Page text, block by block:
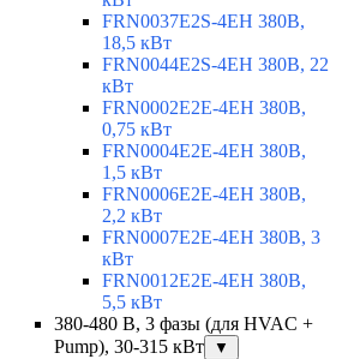
FRN0037E2S-4EH 380В,
18,5 кВт
FRN0044E2S-4EH 380В, 22
кВт
FRN0002E2E-4EH 380В,
0,75 кВт
FRN0004E2E-4EH 380В,
1,5 кВт
FRN0006E2E-4EH 380В,
2,2 кВт
FRN0007E2E-4EH 380В, 3
кВт
FRN0012E2E-4EH 380В,
5,5 кВт
380-480 В, 3 фазы (для HVAC +
Pump), 30-315 кВт
▼